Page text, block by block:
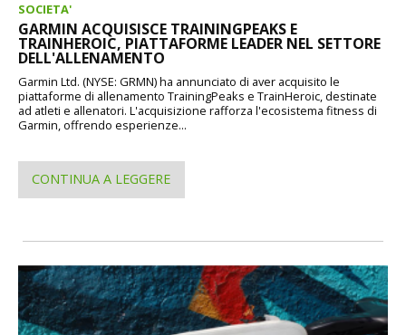
SOCIETA'
GARMIN ACQUISISCE TRAININGPEAKS E
TRAINHEROIC, PIATTAFORME LEADER NEL SETTORE
DELL'ALLENAMENTO
Garmin Ltd. (NYSE: GRMN) ha annunciato di aver acquisito le
piattaforme di allenamento TrainingPeaks e TrainHeroic, destinate
ad atleti e allenatori. L'acquisizione rafforza l'ecosistema fitness di
Garmin, offrendo esperienze...
CONTINUA A LEGGERE